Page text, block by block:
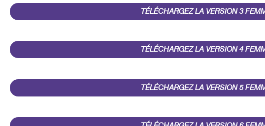
TÉLÉCHARGEZ LA VERSION 3
TÉLÉCHARGEZ LA VERSION 4
TÉLÉCHARGEZ LA VERSION 5